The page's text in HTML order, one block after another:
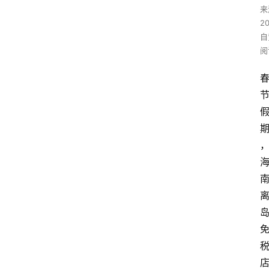
春
节
假
期
，
海
南
离
岛
免
税
店